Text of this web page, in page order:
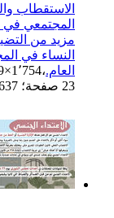
الاستقطاب
المجتمعي في
مزيد من
النساء في
العام.pdf
23 صفحة؛ 637 كيلوبايت